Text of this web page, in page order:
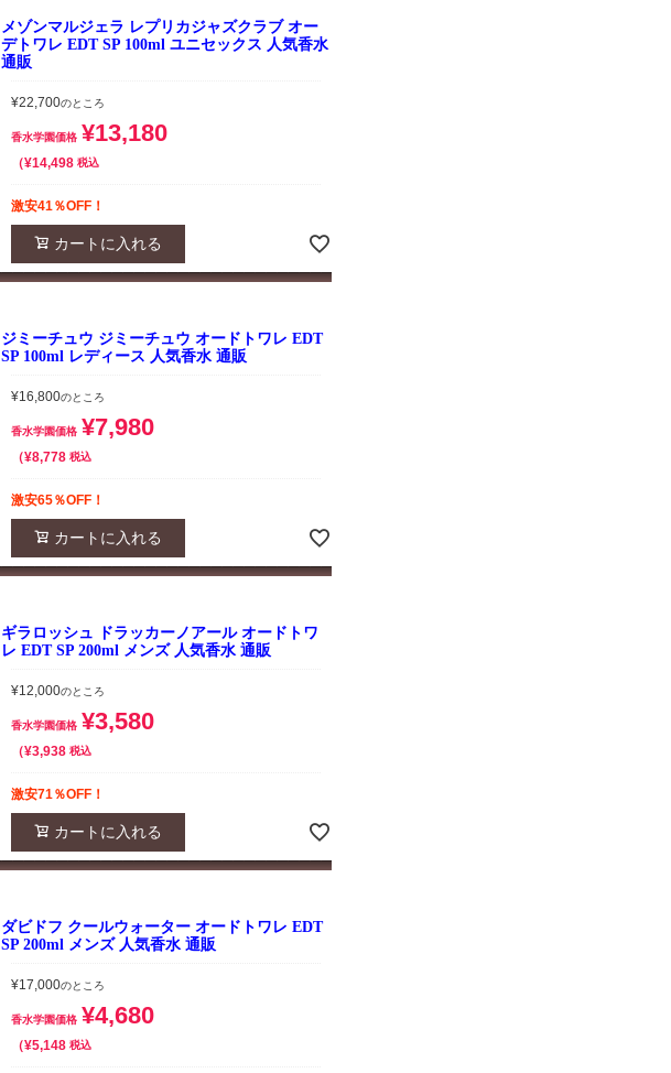
メゾンマルジェラ レプリカジャズクラブ オー
デトワレ EDT SP 100ml ユニセックス 人気香水
通販
¥22,700のところ
香水学園価格 ¥13,180
¥14,498 税込
激安41％OFF！
カートに入れる
ジミーチュウ ジミーチュウ オードトワレ EDT
SP 100ml レディース 人気香水 通販
¥16,800のところ
香水学園価格 ¥7,980
¥8,778 税込
激安65％OFF！
カートに入れる
ギラロッシュ ドラッカーノアール オードトワ
レ EDT SP 200ml メンズ 人気香水 通販
¥12,000のところ
香水学園価格 ¥3,580
¥3,938 税込
激安71％OFF！
カートに入れる
ダビドフ クールウォーター オードトワレ EDT
SP 200ml メンズ 人気香水 通販
¥17,000のところ
香水学園価格 ¥4,680
¥5,148 税込